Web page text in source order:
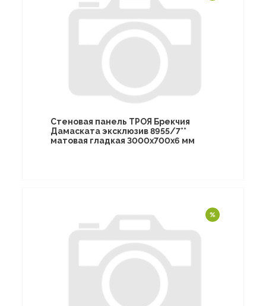
Стеновая панель ТРОЯ Брекчия
Дамаската эксклюзив 8955/7**
матовая гладкая 3000х700х6 мм